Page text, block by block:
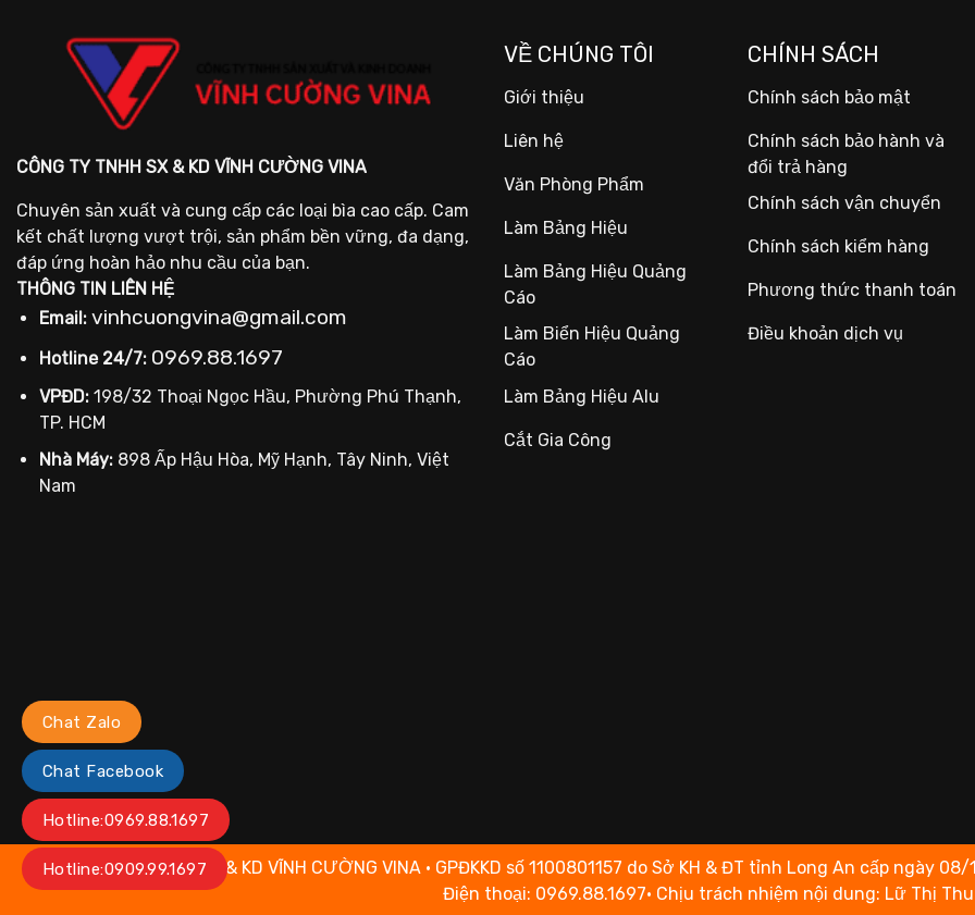
CÔNG TY TNHH SX & KD VĨNH CƯỜNG VINA
Chuyên sản xuất và cung cấp các loại bìa cao cấp. Cam
kết chất lượng vượt trội, sản phẩm bền vững, đa dạng,
đáp ứng hoàn hảo nhu cầu của bạn.
THÔNG TIN LIÊN HỆ
Email: vinhcuongvina@gmail.com
Hotline 24/7: 0969.88.1697
VPĐD: 198/32 Thoại Ngọc Hầu, Phường Phú Thạnh,
TP. HCM
Nhà Máy: 898 Ấp Hậu Hòa, Mỹ Hạnh, Tây Ninh, Việt
Nam
VỀ CHÚNG TÔI
Giới thiệu
Liên hệ
Văn Phòng Phẩm
Làm Bảng Hiệu
Làm Bảng Hiệu Quảng
Cáo
Làm Biển Hiệu Quảng
Cáo
Làm Bảng Hiệu Alu
Cắt Gia Công
CHÍNH SÁCH
Chính sách bảo mật
Chính sách bảo hành và
đổi trả hàng
Chính sách vận chuyển
Chính sách kiểm hàng
Phương thức thanh toán
Điều khoản dịch vụ
2024 CÔNG TY TNHH SX & KD VĨNH CƯỜNG VINA • GPĐKKD số 1100801157 do Sở KH & ĐT tỉnh Long An cấp ngày
Điện thoại: 0969.88.1697• Chịu trách nhiệm nội dung: Lữ Thị
Chat Zalo
Chat Facebook
Hotline:0969.88.1697
Hotline:0909.99.1697